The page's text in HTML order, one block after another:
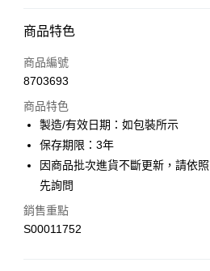
付款方式
信用卡一次付款
Apple Pay
街口支付
ATM付款
運送方式
商品特色
商品編號
8703693
商品特色
製造/有效日期：如包裝所示
保存期限：3年
因商品批次進貨不斷更新，請依
先詢問
銷售重點
S00011752